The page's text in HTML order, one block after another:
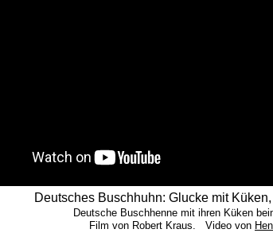
Deutsches Buschhuhn: Glucke mit
Deutsche Buschhenne mit ihren Küken
Film von Robert Kraus. Video von